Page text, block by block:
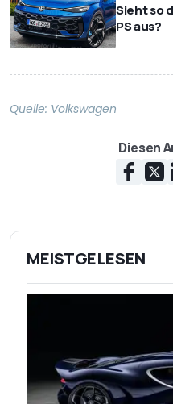
Sieht so
PS aus?
Quelle: Volkswagen
Diesen
MEISTGELESEN